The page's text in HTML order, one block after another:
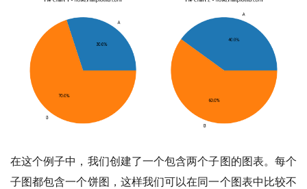
在这个例子中，我们创建了一个包含两个子图的图表。每个
子图都包含一个饼图，这样我们可以在同一个图表中比较不